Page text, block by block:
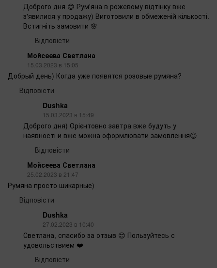
Доброго дня 😊 Рум'яна в рожевому відтінку вже
з'явилися у продажу) Виготовили в обмеженій кількості.
Встигніть замовити 🌸
Відповісти
Мойсеева Светлана
15.03.2023 в 15:05
Добрый день) Когда уже появятся розовые румяна?
Відповісти
Dushka
15.03.2023 в 15:49
Доброго дня) Орієнтовно завтра вже будуть у
наявності и вже можна оформлювати замовлення😊
Відповісти
Мойсеева Светлана
25.02.2023 в 21:47
Румяна просто шикарные)
Відповісти
Dushka
27.02.2023 в 10:40
Светлана, спасибо за отзыв 😊 Пользуйтесь с
удовольствием ❤️
Відповісти